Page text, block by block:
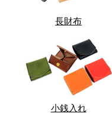
長財布
小銭入れ